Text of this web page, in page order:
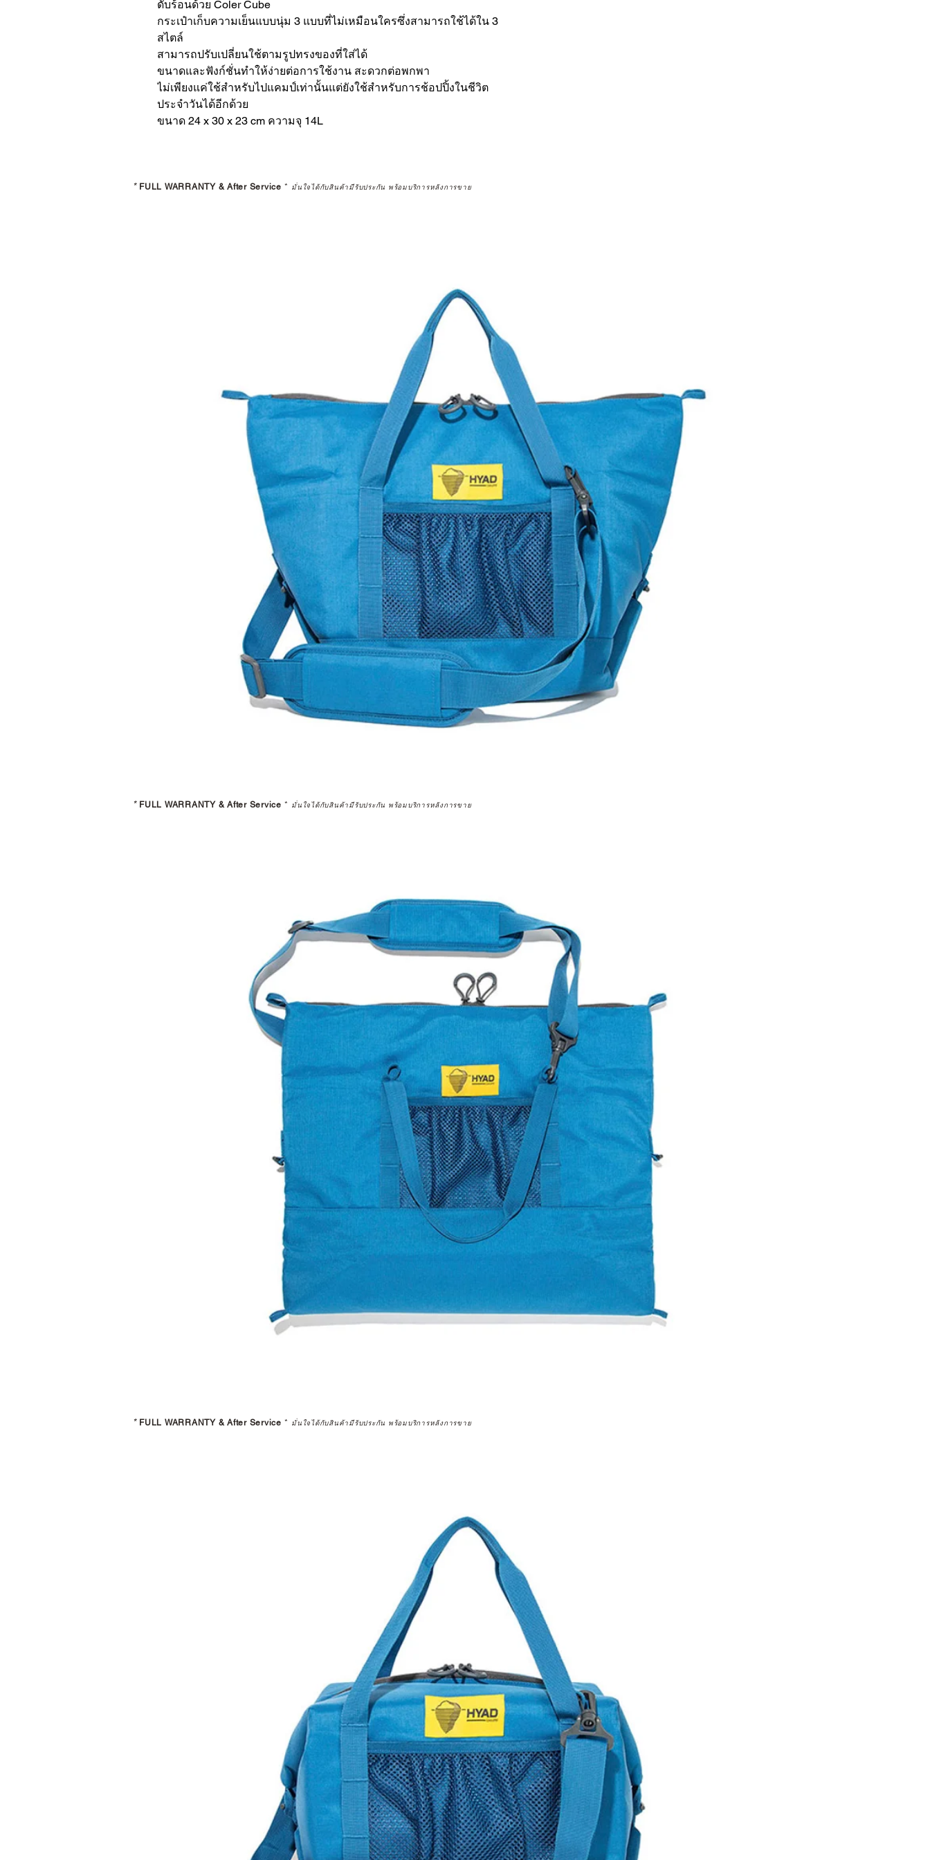
ดับร้อนด้วย Coler Cube
กระเป๋าเก็บความเย็นแบบนุ่ม 3 แบบที่ไม่เหมือนใครซึ่งสามารถใช้ได้ใน 3
สไตล์
สามารถปรับเปลี่ยนใช้ตามรูปทรงของที่ใส่ได้
ขนาดและฟังก์ชั่นทำให้ง่ายต่อการใช้งาน สะดวกต่อพกพา
ไม่เพียงแค่ใช้สำหรับไปแคมป์เท่านั้นแต่ยังใช้สำหรับการช้อปปิ้งในชีวิต
ประจำวันได้อีกด้วย
ขนาด 24 x 30 x 23 cm ความจุ 14L
* FULL WARRANTY & After Service * มั่นใจได้กับสินค้ามีรับประกัน พร้อมบริการหลังการขาย
* FULL WARRANTY & After Service * มั่นใจได้กับสินค้ามีรับประกัน พร้อมบริการหลังการขาย
* FULL WARRANTY & After Service * มั่นใจได้กับสินค้ามีรับประกัน พร้อมบริการหลังการขาย